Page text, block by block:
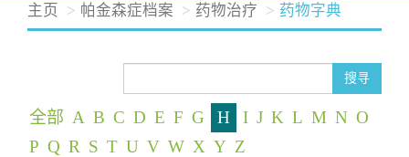
a
主页 帕金森症档案 药物治疗 药物字典
搜寻
全部 A B C D E F G H I J K L M N O
P Q R S T U V W X Y Z